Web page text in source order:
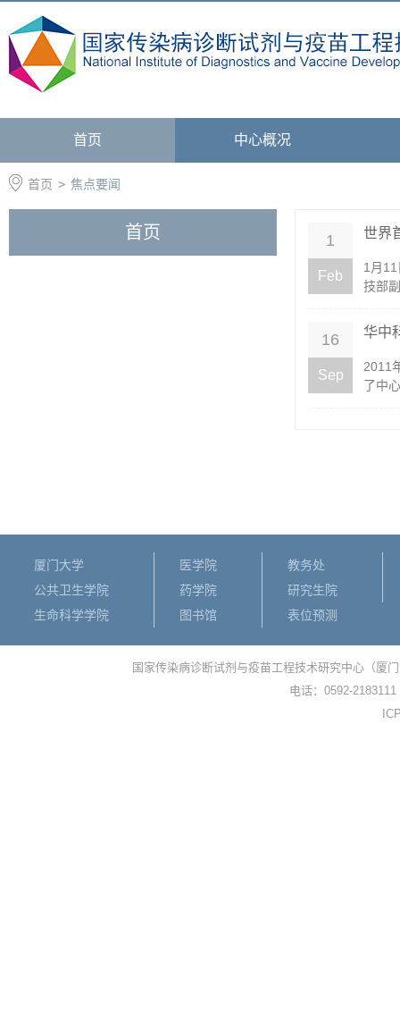
首页 中心概况
首页 > 焦点要闻
首页 1
Feb
世界
1月
技部
16
Sep
华中
2011
了中
厦门大学
公共卫生学院
生命科学学院
医学院
药学院
图书馆
教务处
研究生院
表位预测
国家传染病诊断试剂与疫苗工程技术研究中心（厦
电话：0592-